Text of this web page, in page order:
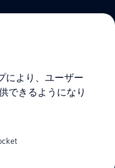
により、ユーザー
できるようになり